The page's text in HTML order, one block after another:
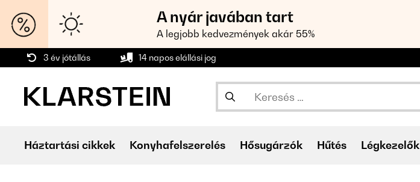
A nyár javában tart
A legjobb kedvezmények akár 55%
3 év jótállás 14 napos elállási jog
Háztartási cikkek Konyhafelszerelés Hősugárzók Hűtés Légkezelők